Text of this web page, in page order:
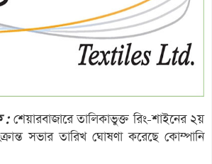
:শেয়ারবাজারে তালিকাভুক্ত রিং-শাইনের ২য়
সভার তারিখ ঘোষণা করেছে কোম্পানি